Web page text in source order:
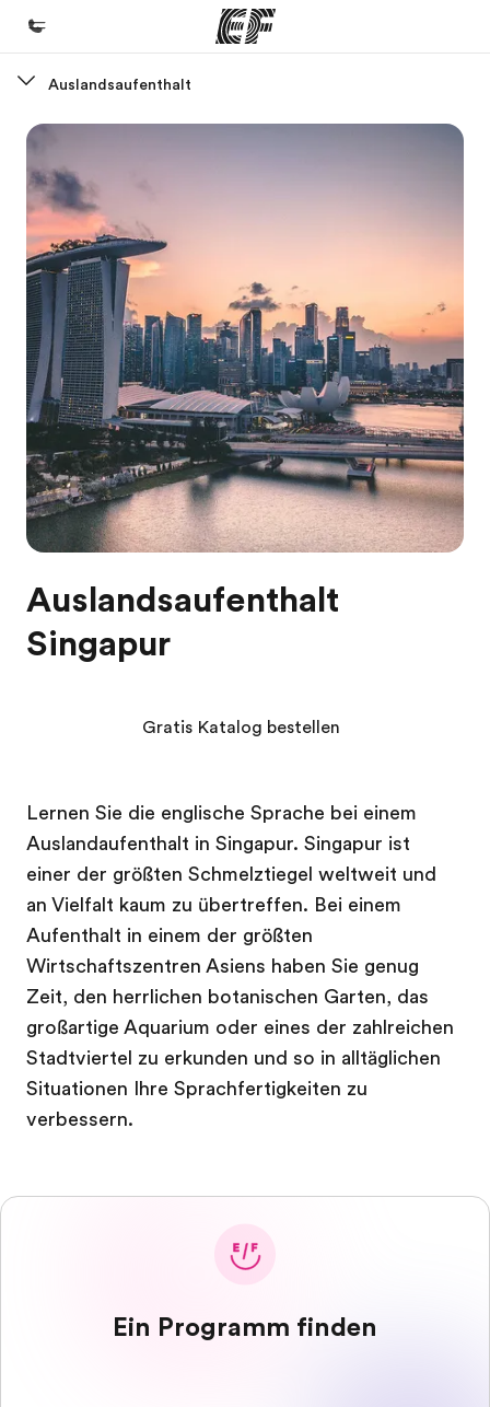
Willkommen bei EF
Programme
Alle Programme ansehen
Büros
Büros in der Nähe
Über uns
Wer wir sind
Karriere
Teil des Teams werden
Auslandsaufenthalt
Auslandsaufenthalt
Singapur
Lernen Sie die englische Sprache bei einem
Auslandaufenthalt in Singapur. Singapur ist
einer der größten Schmelztiegel weltweit und
an Vielfalt kaum zu übertreffen. Bei einem
Aufenthalt in einem der größten
Wirtschaftszentren Asiens haben Sie genug
Zeit, den herrlichen botanischen Garten, das
großartige Aquarium oder eines der zahlreichen
Stadtviertel zu erkunden und so in alltäglichen
Situationen Ihre Sprachfertigkeiten zu
verbessern.
Gratis Katalog bestellen
Ein Programm finden